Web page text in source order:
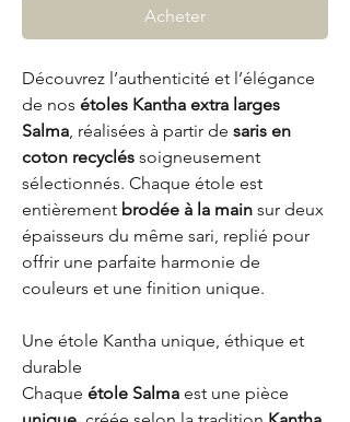
Acheter
Découvrez l’authenticité et l’élégance
de nos étoles Kantha extra larges
Salma, réalisées à partir de saris en
coton recyclés soigneusement
sélectionnés. Chaque étole est
entièrement brodée à la main sur deux
épaisseurs du même sari, replié pour
offrir une parfaite harmonie de
couleurs et une finition unique.
Une étole Kantha unique, éthique et
durable
Chaque étole Salma est une pièce